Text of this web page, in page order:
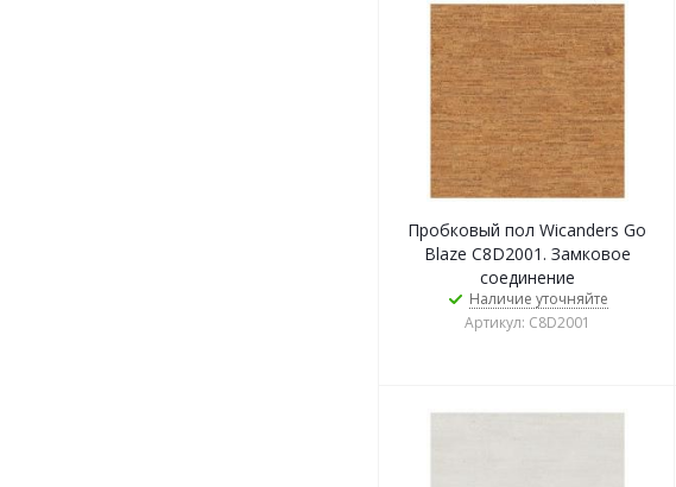
Пробковый пол Wicanders Go
Blaze C8D2001. Замковое
соединение
Наличие уточняйте
Артикул: C8D2001